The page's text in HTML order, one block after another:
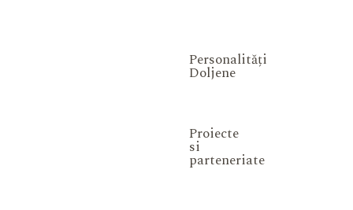
Personalități
Doljene
Proiecte
si
parteneriate